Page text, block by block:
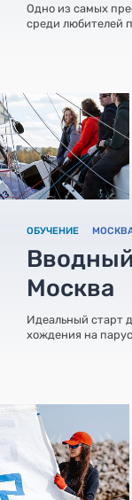
Одно из самых
среди любителей
ОБУЧЕНИЕ
Вводный
Москва
Идеальный старт
хождения на